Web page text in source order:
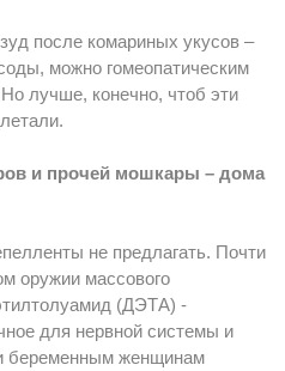
после комариных укусов –
можно гомеопатическим
лучше, конечно, чтоб эти
и прочей мошкары – дома
не предлагать. Почти
оружии массового
(ДЭТА) -
для нервной системы и
беременным женщинам